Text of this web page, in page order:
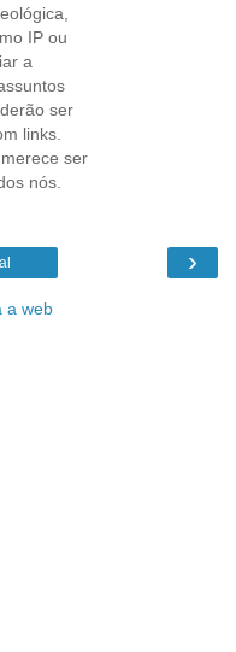
IP ou
a
ser
links.
ser
nós.
›
a web